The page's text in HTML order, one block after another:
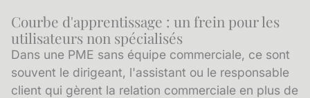
Courbe d'apprentissage : un frein pour les
utilisateurs non spécialisés
Dans une PME sans équipe commerciale, ce sont
souvent le dirigeant, l'assistant ou le responsable
client qui gèrent la relation commerciale en plus de